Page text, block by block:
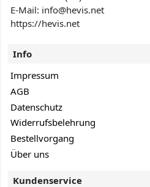
E-Mail: info@hevis.net
https://hevis.net
Info
Impressum
AGB
Datenschutz
Widerrufsbelehrung
Bestellvorgang
Über uns
Kundenservice